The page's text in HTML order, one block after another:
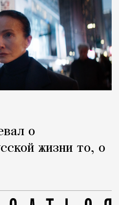
о
жизни то, о